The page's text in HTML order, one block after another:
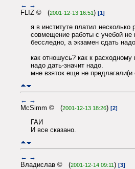
← →
FLIZ © (2001-12-13 16:51) [1]
я в институте платил несколько
совмещение работы с учебой не
бесследно, а экзамен сдать
как отношусь? как к расходному
надо дать-значит надо.
мне взяток еще не
← →
McSimm © (2001-12-13 18:26) [2]
ГАИ
И все сказано.
← →
Владислав © (2001-12-14 09:11) [3]